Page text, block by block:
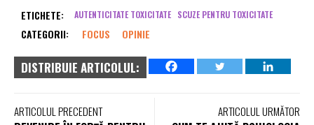
ETICHETE: AUTENTICITATE TOXICITATE SCUZE PENTRU TOXICITATE
CATEGORII: FOCUS OPINIE
DISTRIBUIE ARTICOLUL:
ARTICOLUL PRECEDENT ARTICOLUL URMĂTOR